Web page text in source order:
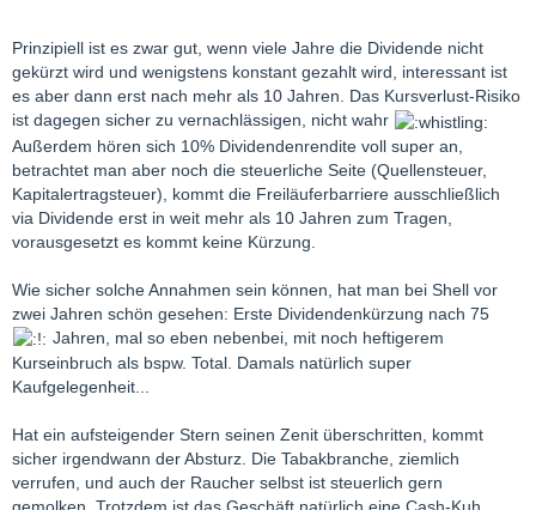
Prinzipiell ist es zwar gut, wenn viele Jahre die Dividende nicht
gekürzt wird und wenigstens konstant gezahlt wird, interessant ist
es aber dann erst nach mehr als 10 Jahren. Das Kursverlust-Risiko
ist dagegen sicher zu vernachlässigen, nicht wahr
Außerdem hören sich 10% Dividendenrendite voll super an,
betrachtet man aber noch die steuerliche Seite (Quellensteuer,
Kapitalertragsteuer), kommt die Freiläuferbarriere ausschließlich
via Dividende erst in weit mehr als 10 Jahren zum Tragen,
vorausgesetzt es kommt keine Kürzung.
Wie sicher solche Annahmen sein können, hat man bei Shell vor
zwei Jahren schön gesehen: Erste Dividendenkürzung nach 75
Jahren, mal so eben nebenbei, mit noch heftigerem
Kurseinbruch als bspw. Total. Damals natürlich super
Kaufgelegenheit...
Hat ein aufsteigender Stern seinen Zenit überschritten, kommt
sicher irgendwann der Absturz. Die Tabakbranche, ziemlich
verrufen, und auch der Raucher selbst ist steuerlich gern